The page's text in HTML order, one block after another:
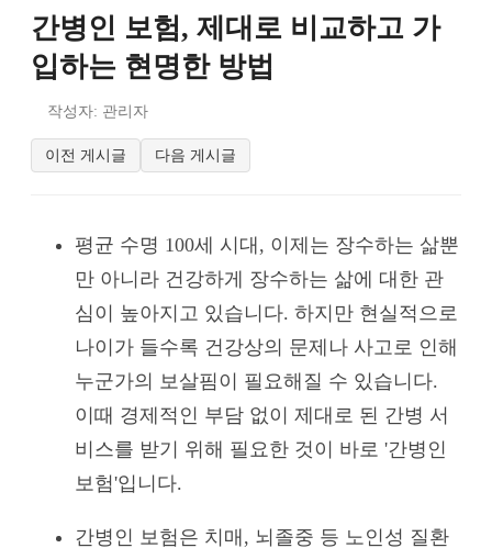
간병인 보험, 제대로 비교하고 가
입하는 현명한 방법
작성자: 관리자
이전 게시글 다음 게시글
평균 수명 100세 시대, 이제는 장수하는 삶뿐
만 아니라 건강하게 장수하는 삶에 대한 관
심이 높아지고 있습니다. 하지만 현실적으로
나이가 들수록 건강상의 문제나 사고로 인해
누군가의 보살핌이 필요해질 수 있습니다.
이때 경제적인 부담 없이 제대로 된 간병 서
비스를 받기 위해 필요한 것이 바로 '간병인
보험'입니다.
간병인 보험은 치매, 뇌졸중 등 노인성 질환